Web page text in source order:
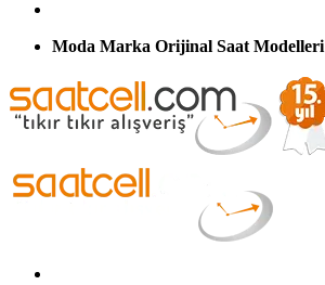
Moda Marka Orijinal Saat Modelleri